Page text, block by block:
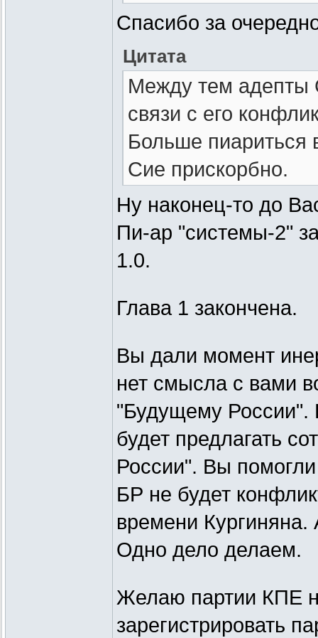
Спасибо за
Цитата
Между тем адепты
связи с его
Больше пиариться
Сие прискорбно.
Ну наконец-то до
Пи-ар "системы-2"
1.0.
Глава 1 закончена.
Вы дали момент
нет смысла с вами
"Будущему России".
будет предлагать
России". Вы
БР не будет
времени Кургиняна.
Одно дело делаем.
Желаю партии КПЕ
зарегистрировать